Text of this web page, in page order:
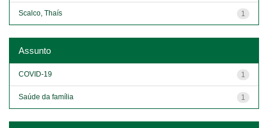
1
Scalco, Thaís
Assunto
1
COVID-19
1
Saúde da família